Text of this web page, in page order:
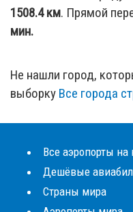
1508.4км. Прямой
мин.
Не нашли город,
выборку Все города
Все аэропорты на
Дешёвые
Страны мира